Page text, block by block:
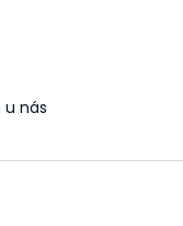
nás